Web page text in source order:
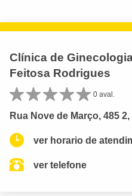
Clínica de
Feitosa Rodrigues
0 aval.
Rua Nove de Março, 485
ver horario de
ver telefone